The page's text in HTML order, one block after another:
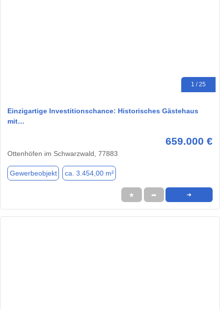
1 / 25
Einzigartige Investitionschance: Historisches Gästehaus
mit…
659.000 €
Ottenhöfen im Schwarzwald, 77883
Gewerbeobjekt ca. 3.454,00 m²
★ ➦ ➜